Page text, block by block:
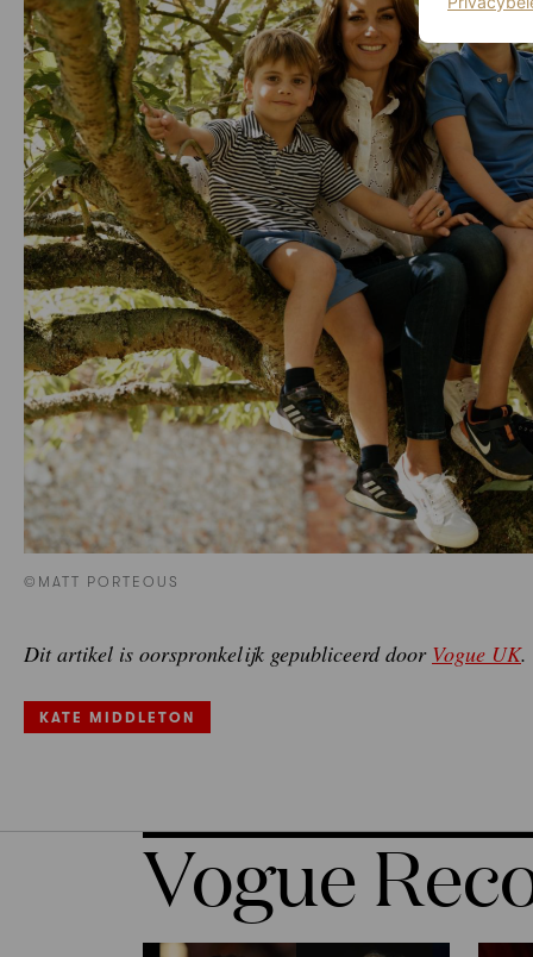
©MATT PORTEOUS
Dit artikel is oorspronkelijk gepubliceerd door Vogue UK.
KATE MIDDLETON
Vogue